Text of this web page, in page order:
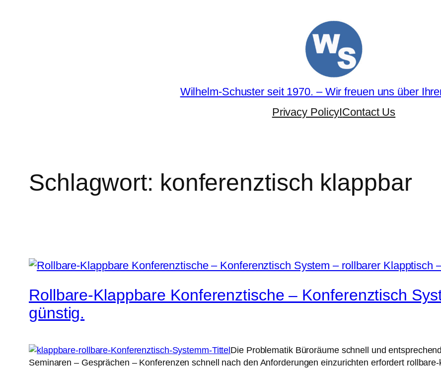
Wilhelm-Schuster seit 1970. – Wir freuen uns über
Privacy PolicyIContact Us
Schlagwort: konferenztisch klappbar
Rollbare-Klappbare Konferenztische – Konferenztisch
günstig.
Die Problematik Büroräume schnell und
Seminaren – Gesprächen – Konferenzen schnell nach den Anforderungen einzurichten erfordert